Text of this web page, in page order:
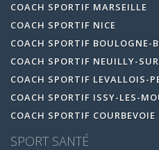
COACH SPORTIF MARSEILLE
COACH SPORTIF NICE
COACH SPORTIF BOULOGNE-
COACH SPORTIF NEUILLY-
COACH SPORTIF LEVALLOIS-
COACH SPORTIF ISSY-LES-
COACH SPORTIF COURBEVOIE
SPORT SANTÉ